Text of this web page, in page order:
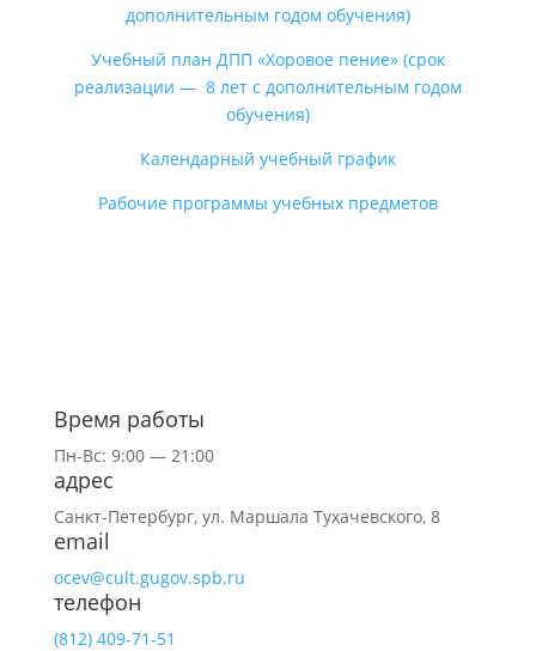
дополнительным годом обучения)
Учебный план ДПП «Хоровое пение» (срок
реализации — 8 лет с дополнительным годом
обучения)
Календарный учебный график
Рабочие программы учебных предметов
Время работы
Пн-Вс: 9:00 — 21:00
адрес
Санкт-Петербург, ул. Маршала Тухачевского, 8
email
ocev@cult.gugov.spb.ru
телефон
(812) 409-71-51